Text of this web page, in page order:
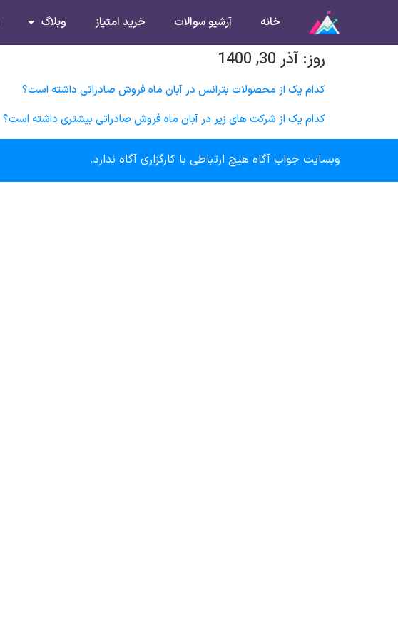
خانه آرشیو سوالات خرید امتیاز وبلاگ
روز: آذر 30, 1400
کدام یک از محصولات بترانس در آبان ماه فروش صادراتی داشته است؟
کدام یک از شرکت های زیر در آبان ماه فروش صادراتی بیشتری داشته است؟
وبسایت جواب آگاه هیچ ارتباطی با کارگزاری آگاه ندارد.